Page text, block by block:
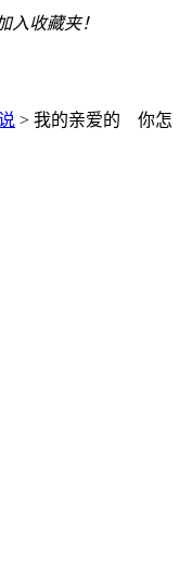
入收藏夹！
> 我的亲爱的 你怎